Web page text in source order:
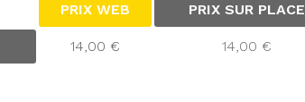
PRIX WEB PRIX SUR PLACE
14,00 € 14,00 €